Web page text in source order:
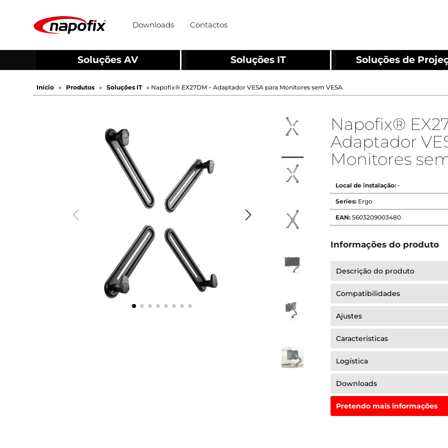
Downloads Contactos
Soluções AV Soluções IT Soluções de
Início » Produtos » Soluções IT » Napofix® EX27DM – Adaptador VESA para Monitores sem VESA
Napofix®
Adaptador
Monitores
Local de instalação:-
Series: Ergo
EAN:5603209003480
Informações do produto
Descrição do produto
Compatibilidades
Ajustes
Características
Logística
Downloads
Pretendo mais informações